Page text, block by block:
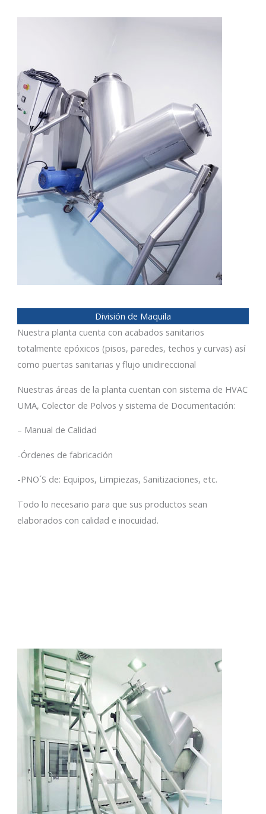
División de Maquila
Nuestra planta cuenta con acabados sanitarios
totalmente epóxicos (pisos, paredes, techos y curvas) así
como puertas sanitarias y flujo unidireccional
Nuestras áreas de la planta cuentan con sistema de HVAC
UMA, Colector de Polvos y sistema de Documentación:
– Manual de Calidad
-Órdenes de fabricación
-PNO´S de: Equipos, Limpiezas, Sanitizaciones, etc.
Todo lo necesario para que sus productos sean
elaborados con calidad e inocuidad.